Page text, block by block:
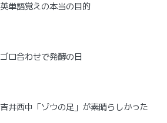
英単語覚えの本当の目的
ゴロ合わせで発酵の日
吉井西中「ゾウの足」が素晴らしかった